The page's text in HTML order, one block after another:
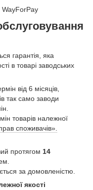
гарантія, яка
в товарі заводських
від 6 місяців,
так само заводи
товарів належної
споживачів».
протягом 14
за домовленістю.
якості